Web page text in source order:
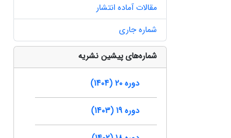
مقالات آماده انتشار
شماره جاری
شماره‌های پیشین نشریه
دوره 20 (1404)
دوره 19 (1403)